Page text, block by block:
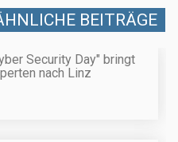
BEITRÄGE
Security Day" bringt
nach Linz